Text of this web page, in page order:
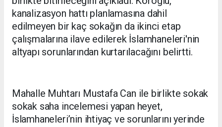
kanalizasyon hattı planlamasına dahil
edilmeyen bir kaç sokağın da ikinci etap
çalışmalarına ilave edilerek İslamhaneleri'nin
altyapı sorunlarından kurtarılacağını belirtti.
Mahalle Muhtarı Mustafa Can ile birlikte sokak
sokak saha incelemesi yapan heyet,
İslamhaneleri’nin ihtiyaç ve sorunlarını yerinde